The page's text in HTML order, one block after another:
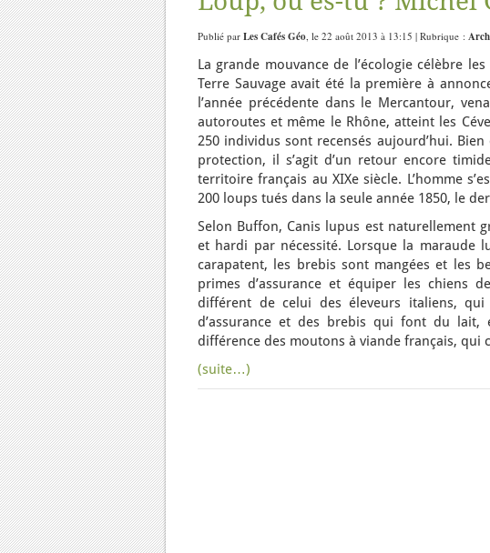
Publié par Les Cafés Géo, le 22 août 2013 à 13:15 | Rubrique :
La grande mouvance de l’écologie célèbre
Terre Sauvage avait été la première à
l’année précédente dans le Mercantour,
autoroutes et même le Rhône, atteint les
250 individus sont recensés aujourd’hui.
protection, il s’agit d’un retour encore
territoire français au XIXe siècle. L’homme
200 loups tués dans la seule année 1850, le
Selon Buffon, Canis lupus est naturellement
et hardi par nécessité. Lorsque la maraude
carapatent, les brebis sont mangées et les
primes d’assurance et équiper les chiens
différent de celui des éleveurs italiens,
d’assurance et des brebis qui font du
différence des moutons à viande français, qui
(suite…)